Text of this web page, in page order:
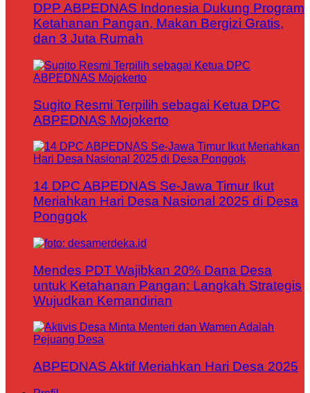
DPP ABPEDNAS Indonesia Dukung Program
Ketahanan Pangan, Makan Bergizi Gratis,
dan 3 Juta Rumah
Sugito Resmi Terpilih sebagai Ketua DPC
ABPEDNAS Mojokerto
14 DPC ABPEDNAS Se-Jawa Timur Ikut
Meriahkan Hari Desa Nasional 2025 di Desa
Ponggok
Mendes PDT Wajibkan 20% Dana Desa
untuk Ketahanan Pangan: Langkah Strategis
Wujudkan Kemandirian
ABPEDNAS Aktif Meriahkan Hari Desa 2025